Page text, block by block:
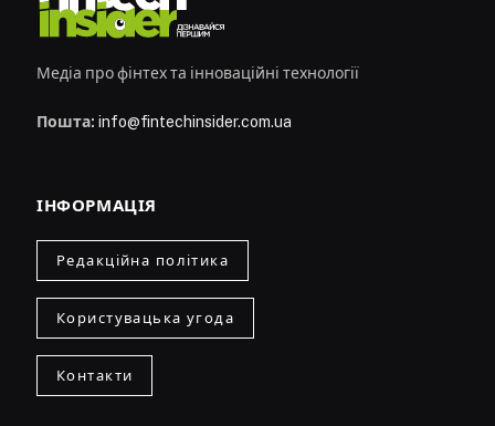
Медіа про фінтех та інноваційні технології
Пошта: info@fintechinsider.com.ua
ІНФОРМАЦІЯ
Редакційна політика
Користувацька угода
Контакти